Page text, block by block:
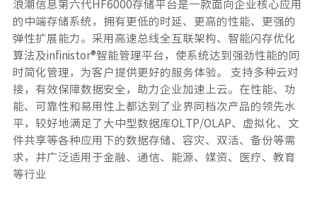
浪潮信息第六代HF6000存储平台是一款面向企业核心应用
的中端存储系统，拥有更低的时延、更高的性能、更强的
弹性扩展能力。采用高速总线全互联架构、智能闪存优化
算法及infinistor®智能管理平台，使系统达到强劲性能的同
时简化管理，为客户提供更好的服务体验。 支持多种云对
接，有效保障数据安全，助力企业加速上云。在性能、功
能、可靠性和易用性上都达到了业界同档次产品的领先水
平，较好地满足了大中型数据库OLTP/OLAP、虚拟化、文
件共享等各种应用下的数据存储、容灾、双活、备份等需
求，并广泛适用于金融、通信、能源、媒资、医疗、教育
等行业